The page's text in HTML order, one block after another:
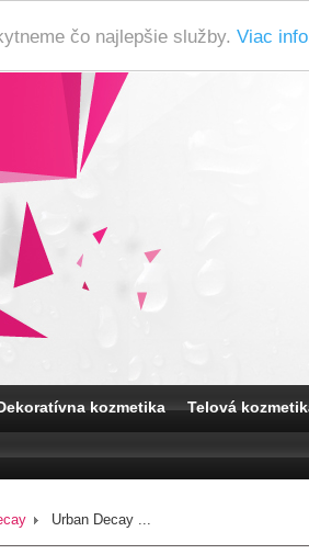
čo najlepšie služby. Viac
kozmetika Telová
Urban Decay ...